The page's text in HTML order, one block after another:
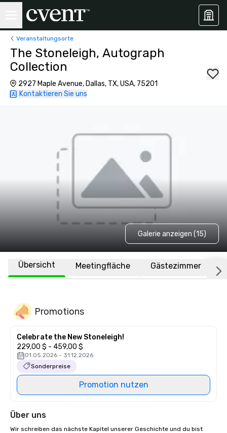
Veranstaltungsorte
The Stoneleigh, Autograph
Collection
2927 Maple Avenue, Dallas, TX, USA, 75201
Kontaktieren Sie uns
Galerie anzeigen (15)
Übersicht Meetingfläche Gästezimmer
Promotions
Celebrate the New Stoneleigh!
229,00 $ - 459,00 $
01.05.2026 - 31.12.2026
Sonderpreise
Promotion nutzen
Über uns
Wir schreiben das nächste Kapitel unserer Geschichte und du bist